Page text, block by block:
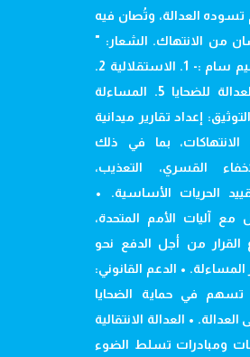
تسوده العدالة، وتُصان فيه
من الانتهاك. الشعار: "
من التوثيق إلى العدالة قيم سام :- 1. الاستقلالية 2.
المهنية 3. النزاهة 4. العدالة للضحايا 5. المساءلة
إعداد تقارير ميدانية
بما في ذلك
القسري، التعذيب،
الحريات الأساسية. •
مع آليات الأمم المتحدة،
القرار من أجل الدفع نحو
• الدعم القانوني:
تسهم في حماية الضحايا
• العدالة الانتقالية
ومبادرات تسلط الضوء